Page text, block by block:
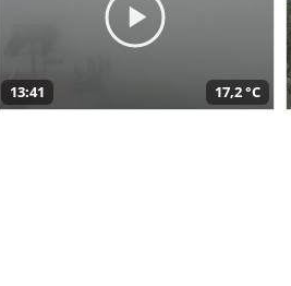
13:41 17,2 °C